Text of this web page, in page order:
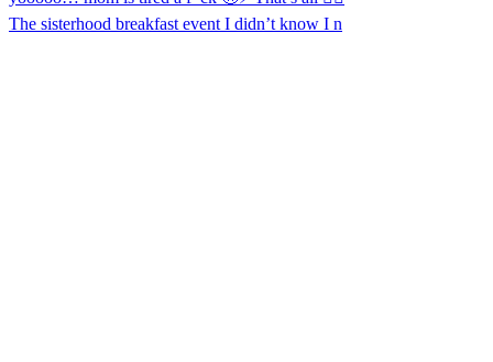
The sisterhood breakfast event I didn’t know I n